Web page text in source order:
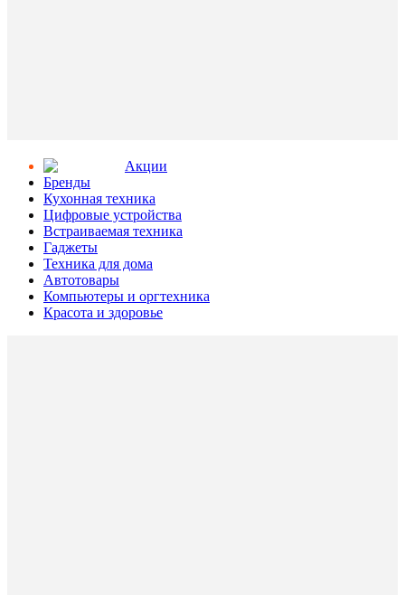
Aкции
Бренды
Кухонная техника
Цифровые устройства
Встраиваемая техника
Гаджеты
Техника для дома
Автотовары
Компьютеры и оргтехника
Красота и здоровье